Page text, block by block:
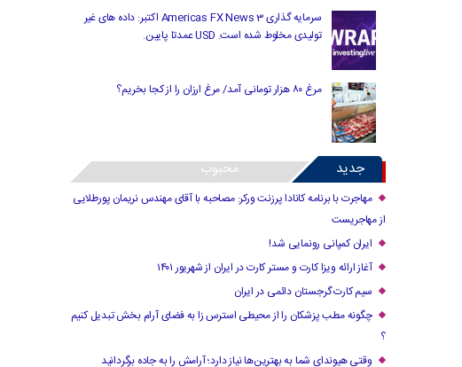
سرمایه گذاری Americas FX News 3 اکتبر: داده های غیر
تولیدی مخلوط شده است. USD عمدتا پایین.
مرغ ۸۰ هزار تومانی آمد/ مرغ ارزان را از کجا بخریم؟
جدید محبوب
مهاجرت با برنامه کانادا پرزنت ورکر: مصاحبه با آقای مهندس نریمان پورطلایی
از مهاجریست
ایران کمپانی رونمایی شد!
آغاز ارائه ویزا کارت و مستر کارت در ایران از شهریور ۱۴۰۱
سیم کارت گرجستان دائمی در ایران
چگونه مطب پزشکان را از محیطی استرس زا به فضای آرام بخش تبدیل کنیم
؟
وقتی هیوندای شما به بهترین‌ها نیاز دارد؛ آرامش را به جاده برگردانید